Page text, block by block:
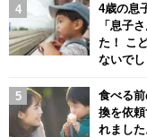
4歳の息
「息子
た！ こ
ないで
食べる
換を依
れまし